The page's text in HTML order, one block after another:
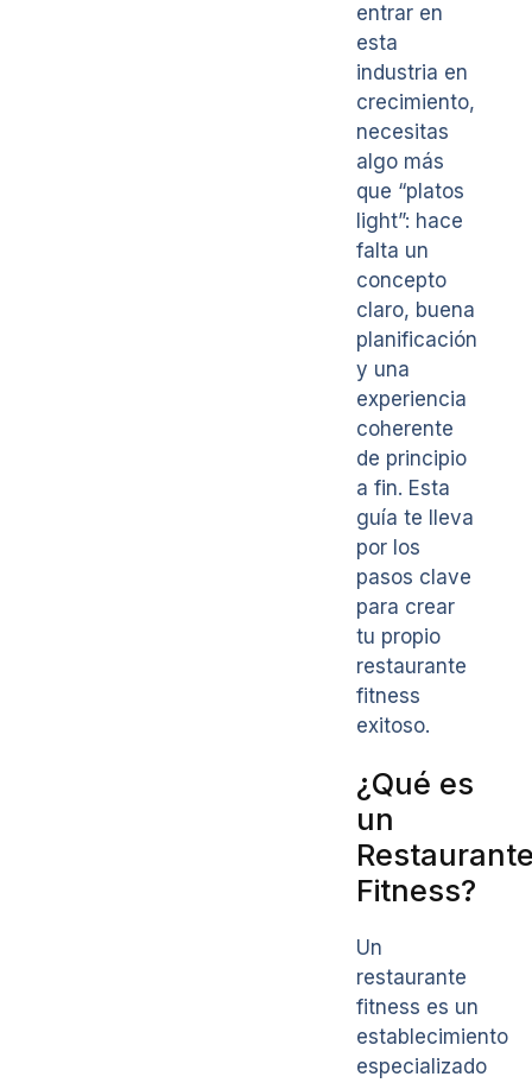
entrar en
esta
industria en
crecimiento,
necesitas
algo más
que “platos
light”: hace
falta un
concepto
claro, buena
planificación
y una
experiencia
coherente
de principio
a fin. Esta
guía te lleva
por los
pasos clave
para crear
tu propio
restaurante
fitness
exitoso.
¿Qué es
un
Fitness?
Un
restaurante
fitness es un
establecimiento
especializado